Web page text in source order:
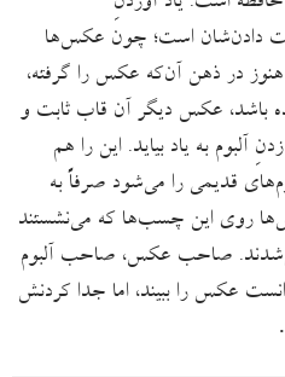
دادن‌شان است؛ چون عکس‌ها
هنوز در ذهن آن‌که عکس را گرفته،
باشد، عکس دیگر آن قاب ثابت و
به یاد بیاید. این را هم
قدیمی را می‌شود صرفاً به
روی این چسب‌ها که می‌نشستند
می‌شدند. صاحب عکس، صاحب آلبوم
عکس را ببیند، اما جدا کردنش